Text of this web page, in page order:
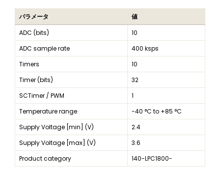
パラメータ
値
ADC (bits)
10
ADC sample rate
400 ksps
Timers
10
Timer (bits)
32
SCTimer / PWM
1
Temperature range
-40 °C to +85 °C
Supply Voltage [min] (V)
2.4
Supply Voltage [max] (V)
3.6
Product category
140-LPC1800-